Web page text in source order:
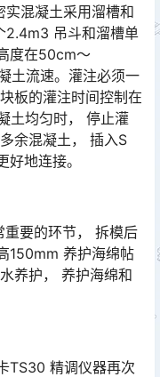
混凝土采用溜槽和
2.4m3 吊斗和溜槽单
度在50cm～
土流速。灌注必须一
板的灌注时间控制在
土均匀时， 停止灌
余混凝土， 插入S
地连接。󠅅󠅃󠄵󠅂󠄪󠇖󠆨󠆨󠇕󠆞󠆒󠅬󠇘󠆭󠆘󠇙󠆝󠅵󠇗󠆭󠆁󠄐󠇗󠅹󠅸󠇖󠆍󠅳󠇖󠅹󠅰󠇖󠆌󠅹
重要的环节， 拆模后
150mm 养护海绵帖
养护， 养护海绵和
TS30 精调仪器再次